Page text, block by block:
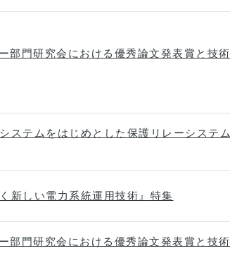
部門研究会における優秀論文発表賞と技術
ステムをはじめとした保護リレーシステム
新しい電力系統運用技術』特集
部門研究会における優秀論文発表賞と技術